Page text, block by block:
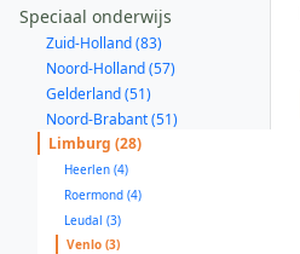
Speciaal onderwijs
Zuid-Holland (83)
Noord-Holland (57)
Gelderland (51)
Noord-Brabant (51)
Limburg (28)
Heerlen (4)
Roermond (4)
Leudal (3)
Venlo (3)